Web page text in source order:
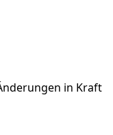
in Kraft